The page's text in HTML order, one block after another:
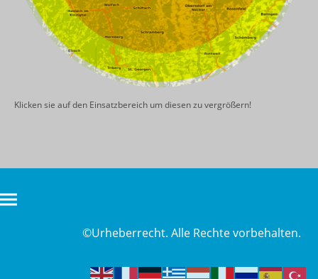
Klicken sie auf den Einsatzbereich um diesen zu vergrößern!
©Urheberrecht. Alle Rechte vorbehalten.